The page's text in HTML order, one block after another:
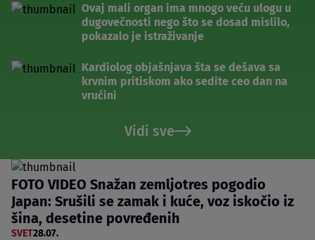
Ovaj mali organ ima mnogo veću ulogu u
dugovečnosti nego što se dosad mislilo,
pokazalo je istraživanje
Kardiolog objašnjava šta se dešava sa
krvnim pritiskom ako sedite ceo dan na
vrućini
Vidi sve
FOTO VIDEO Snažan zemljotres pogodio
Japan: Srušili se zamak i kuće, voz iskočio iz
šina, desetine povređenih
SVET28.07.